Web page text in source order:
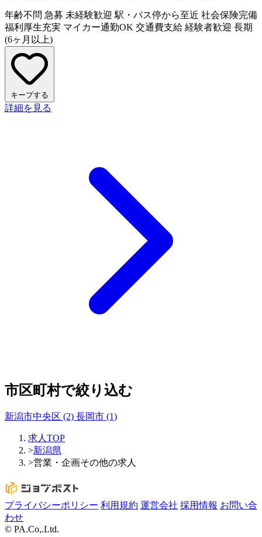
年齢不問 急募 未経験歓迎 駅・バス停から至近 社会保険完備
福利厚生充実 マイカー通勤OK 交通費支給 経験者歓迎 長期
(6ヶ月以上)
キープする
詳細を見る
市区町村で絞り込む
新潟市中央区 (2) 長岡市 (1)
求人TOP
>新潟県
>営業・企画その他の求人
プライバシーポリシー 利用規約 運営会社 採用情報 お問い合
わせ
© PA.Co,.Ltd.